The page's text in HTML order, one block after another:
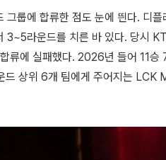
그룹에 합류한 점도 눈에 띈다. 디
3~5라운드를 치른 바 있다. 당시
류에 실패했다. 2026년 들어 11승
드 상위 6개 팀에게 주어지는 LCK